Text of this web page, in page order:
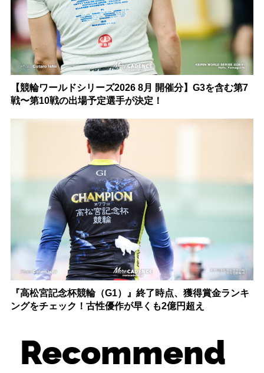
【競輪ワールドシリーズ2026 8月 開催分】G3を含む第7
戦〜第10戦の出場予定選手が決定！
『高松宮記念杯競輪（G1）』終了時点、獲得賞金ランキ
ングをチェック！古性優作が早くも2億円超え
Recommend